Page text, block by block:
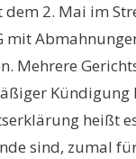
dem 2. Mai im
mit
Mehrere
Kündigung
heißt
sind, zumal